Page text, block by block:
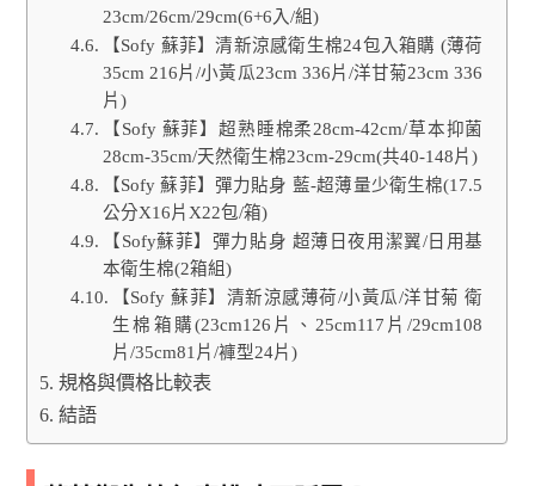
23cm/26cm/29cm(6+6入/組)
【Sofy 蘇菲】清新涼感衛生棉24包入箱購 (薄荷
35cm 216片/小黃瓜23cm 336片/洋甘菊23cm 336
片)
【Sofy 蘇菲】超熟睡棉柔28cm-42cm/草本抑菌
28cm-35cm/天然衛生棉23cm-29cm(共40-148片)
【Sofy 蘇菲】彈力貼身 藍-超薄量少衛生棉(17.5
公分X16片X22包/箱)
【Sofy蘇菲】彈力貼身 超薄日夜用潔翼/日用基
本衛生棉(2箱組)
【Sofy 蘇菲】清新涼感薄荷/小黃瓜/洋甘菊 衛
生棉箱購(23cm126片、25cm117片/29cm108
片/35cm81片/褲型24片)
規格與價格比較表
結語